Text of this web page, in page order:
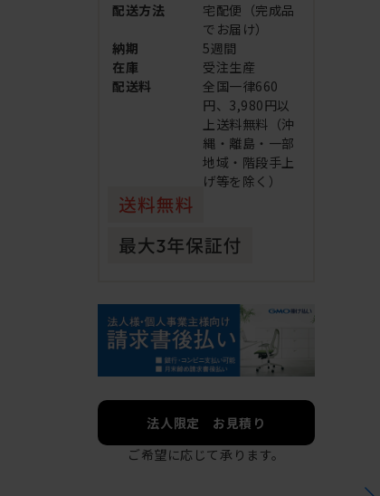
配送方法
宅配便（完成品
でお届け）
納期
5週間
在庫
受注生産
配送料
全国一律660
円、3,980円以
上送料無料（沖
縄・離島・一部
地域・階段手上
げ等を除く）
法人限定 お見積り
ご希望に応じて承ります。